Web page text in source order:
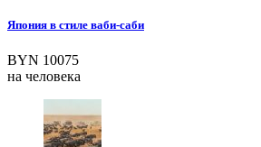
Япония в стиле ваби-саби
BYN 10075
на человека